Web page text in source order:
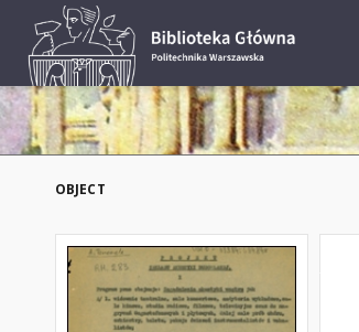
OBJECT